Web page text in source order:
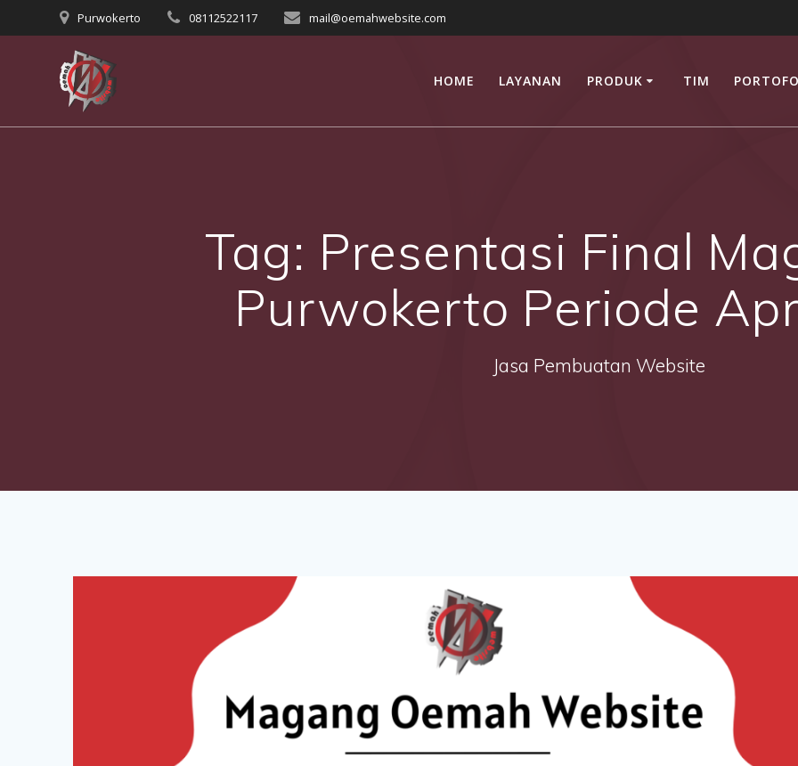
to
Purwokerto 08112522117 mail@oemahwebsite.com
HOME LAYANAN PRODUK TIM
Tag: Presentasi Final
Purwokerto Periode
Jasa Pembuatan Website